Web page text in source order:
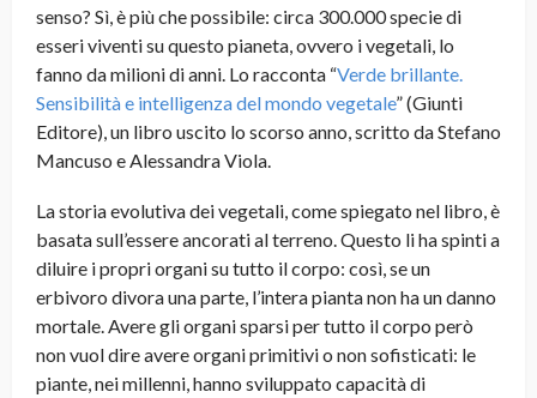
senso? Sì, è più che possibile: circa 300.000 specie di
esseri viventi su questo pianeta, ovvero i vegetali, lo
fanno da milioni di anni. Lo racconta “Verde brillante.
Sensibilità e intelligenza del mondo vegetale” (Giunti
Editore), un libro uscito lo scorso anno, scritto da Stefano
Mancuso e Alessandra Viola.
La storia evolutiva dei vegetali, come spiegato nel libro, è
basata sull’essere ancorati al terreno. Questo li ha spinti a
diluire i propri organi su tutto il corpo: così, se un
erbivoro divora una parte, l’intera pianta non ha un danno
mortale. Avere gli organi sparsi per tutto il corpo però
non vuol dire avere organi primitivi o non sofisticati: le
piante, nei millenni, hanno sviluppato capacità di